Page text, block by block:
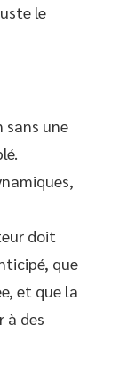
le
sans une
doit
que
et que la
à des